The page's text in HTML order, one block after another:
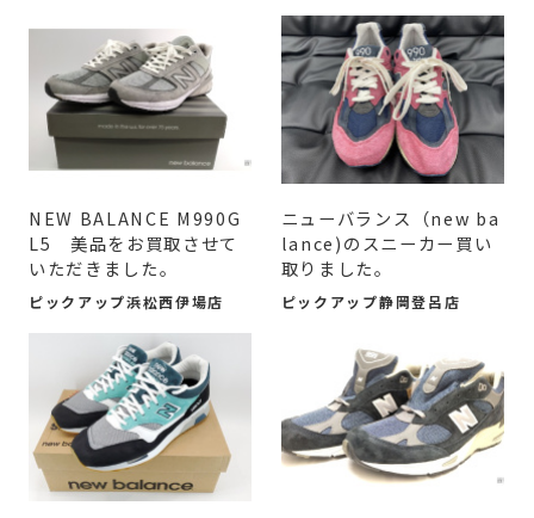
NEW BALANCE M990G
L5 美品をお買取させて
いただきました。
ピックアップ浜松西伊場店
ニューバランス（new ba
lance)のスニーカー買い
取りました。
ピックアップ静岡登呂店